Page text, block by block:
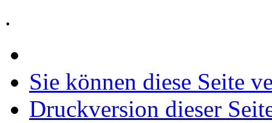
.
Sie können diese Seite
Druckversion dieser